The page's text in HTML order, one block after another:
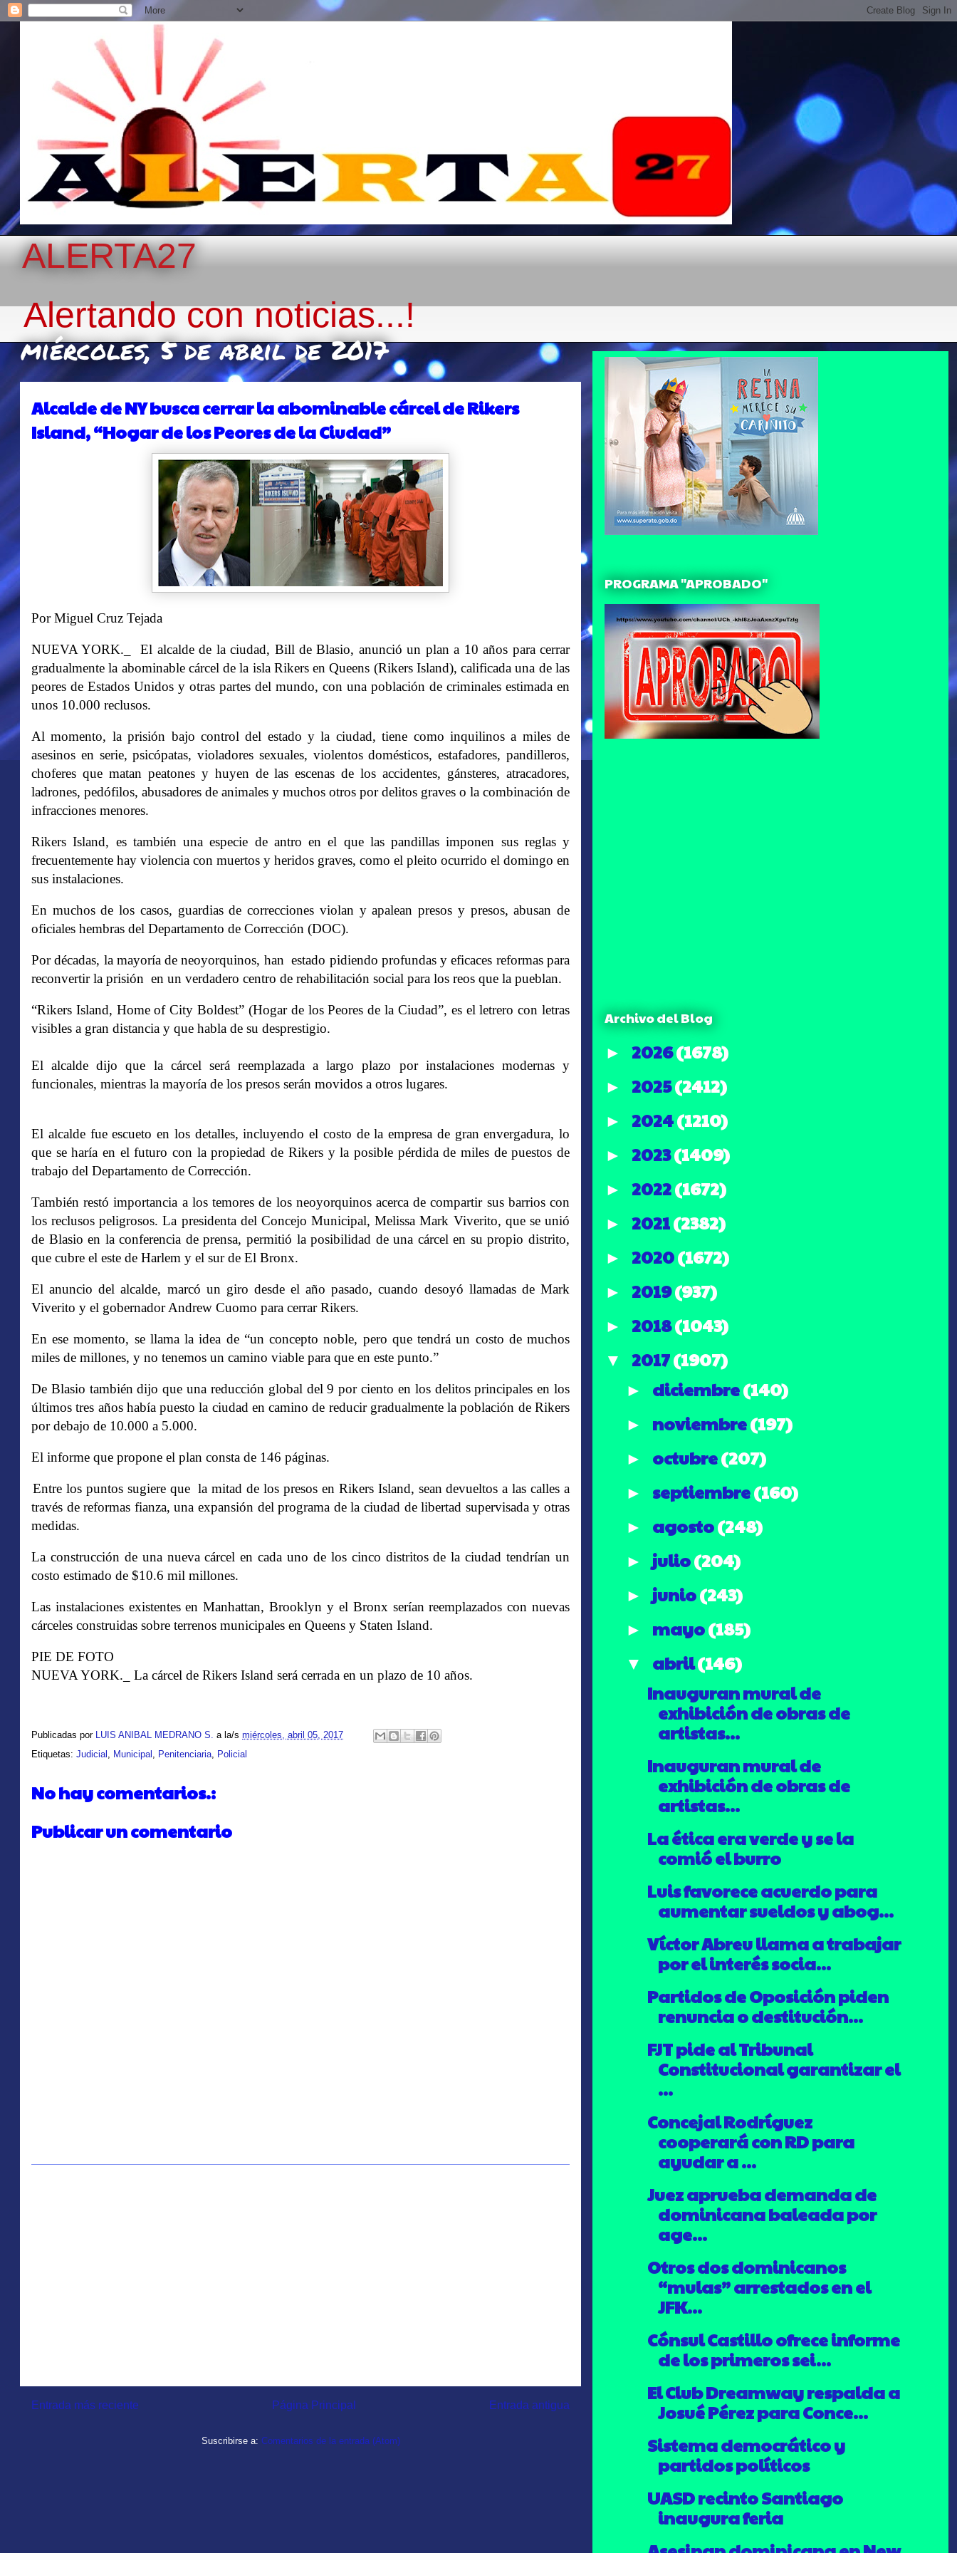
ALERTA27
Alertando con noticias...!
miércoles, 5 de abril de 2017
Alcalde de NY busca cerrar la abominable cárcel de Rikers
Island, “Hogar de los Peores de la Ciudad”
Por Miguel Cruz Tejada
NUEVA YORK._ El alcalde de la ciudad, Bill de Blasio, anunció un plan a 10 años para cerrar
gradualmente la abominable cárcel de la isla Rikers en Queens (Rikers Island), calificada una de las
peores de Estados Unidos y otras partes del mundo, con una población de criminales estimada en
unos 10.000 reclusos.
Al momento, la prisión bajo control del estado y la ciudad, tiene como inquilinos a miles de
asesinos en serie, psicópatas, violadores sexuales, violentos domésticos, estafadores, pandilleros,
choferes que matan peatones y huyen de las escenas de los accidentes, gánsteres, atracadores,
ladrones, pedófilos, abusadores de animales y muchos otros por delitos graves o la combinación de
infracciones menores.
Rikers Island, es también una especie de antro en el que las pandillas imponen sus reglas y
frecuentemente hay violencia con muertos y heridos graves, como el pleito ocurrido el domingo en
sus instalaciones.
En muchos de los casos, guardias de correcciones violan y apalean presos y presos, abusan de
oficiales hembras del Departamento de Corrección (DOC).
Por décadas, la mayoría de neoyorquinos, han estado pidiendo profundas y eficaces reformas para
reconvertir la prisión en un verdadero centro de rehabilitación social para los reos que la pueblan.
“Rikers Island, Home of City Boldest” (Hogar de los Peores de la Ciudad”, es el letrero con letras
visibles a gran distancia y que habla de su desprestigio.
El alcalde dijo que la cárcel será reemplazada a largo plazo por instalaciones modernas y
funcionales, mientras la mayoría de los presos serán movidos a otros lugares.
El alcalde fue escueto en los detalles, incluyendo el costo de la empresa de gran envergadura, lo
que se haría en el futuro con la propiedad de Rikers y la posible pérdida de miles de puestos de
trabajo del Departamento de Corrección.
También restó importancia a los temores de los neoyorquinos acerca de compartir sus barrios con
los reclusos peligrosos. La presidenta del Concejo Municipal, Melissa Mark Viverito, que se unió
de Blasio en la conferencia de prensa, permitió la posibilidad de una cárcel en su propio distrito,
que cubre el este de Harlem y el sur de El Bronx.
El anuncio del alcalde, marcó un giro desde el año pasado, cuando desoyó llamadas de Mark
Viverito y el gobernador Andrew Cuomo para cerrar Rikers.
En ese momento, se llama la idea de “un concepto noble, pero que tendrá un costo de muchos
miles de millones, y no tenemos un camino viable para que en este punto.”
De Blasio también dijo que una reducción global del 9 por ciento en los delitos principales en los
últimos tres años había puesto la ciudad en camino de reducir gradualmente la población de Rikers
por debajo de 10.000 a 5.000.
El informe que propone el plan consta de 146 páginas.
Entre los puntos sugiere que la mitad de los presos en Rikers Island, sean devueltos a las calles a
través de reformas fianza, una expansión del programa de la ciudad de libertad supervisada y otras
medidas.
La construcción de una nueva cárcel en cada uno de los cinco distritos de la ciudad tendrían un
costo estimado de $10.6 mil millones.
Las instalaciones existentes en Manhattan, Brooklyn y el Bronx serían reemplazados con nuevas
cárceles construidas sobre terrenos municipales en Queens y Staten Island.
PIE DE FOTO
NUEVA YORK._ La cárcel de Rikers Island será cerrada en un plazo de 10 años.
Publicadas por LUIS ANIBAL MEDRANO S. a la/s miércoles, abril 05, 2017
Etiquetas: Judicial , Municipal , Penitenciaria, Policial
No hay comentarios.:
Publicar un comentario
Entrada más reciente Entrada antigua
Página Principal
Suscribirse a: Comentarios de la entrada (Atom)
PROGRAMA "APROBADO"
Archivo del Blog
► 2026(1678)
► 2025(2412)
► 2024(1210)
► 2023(1409)
► 2022(1672)
► 2021(2382)
► 2020(1672)
► 2019(937)
► 2018(1043)
▼ 2017(1907)
► diciembre(140)
► noviembre(197)
► octubre(207)
► septiembre(160)
► agosto(248)
► julio(204)
► junio(243)
► mayo(185)
▼ abril(146)
Inauguran mural de
exhibición de obras de
artistas...
Inauguran mural de
exhibición de obras de
artistas...
La ética era verde y se la
comió el burro
Luis favorece acuerdo para
aumentar sueldos y abog...
Víctor Abreu llama a trabajar
por el interés socia...
Partidos de Oposición piden
renuncia o destitución...
FJT pide al Tribunal
Constitucional garantizar el
...
Concejal Rodríguez
cooperará con RD para
ayudar a ...
Juez aprueba demanda de
dominicana baleada por
age...
Otros dos dominicanos
“mulas” arrestados en el
JFK...
Cónsul Castillo ofrece informe
de los primeros sei...
El Club Dreamway respalda a
Josué Pérez para Conce...
Sistema democrático y
partidos políticos
UASD recinto Santiago
inaugura feria